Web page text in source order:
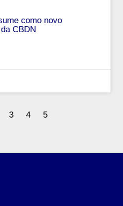
como novo
CBDN
3 4 5